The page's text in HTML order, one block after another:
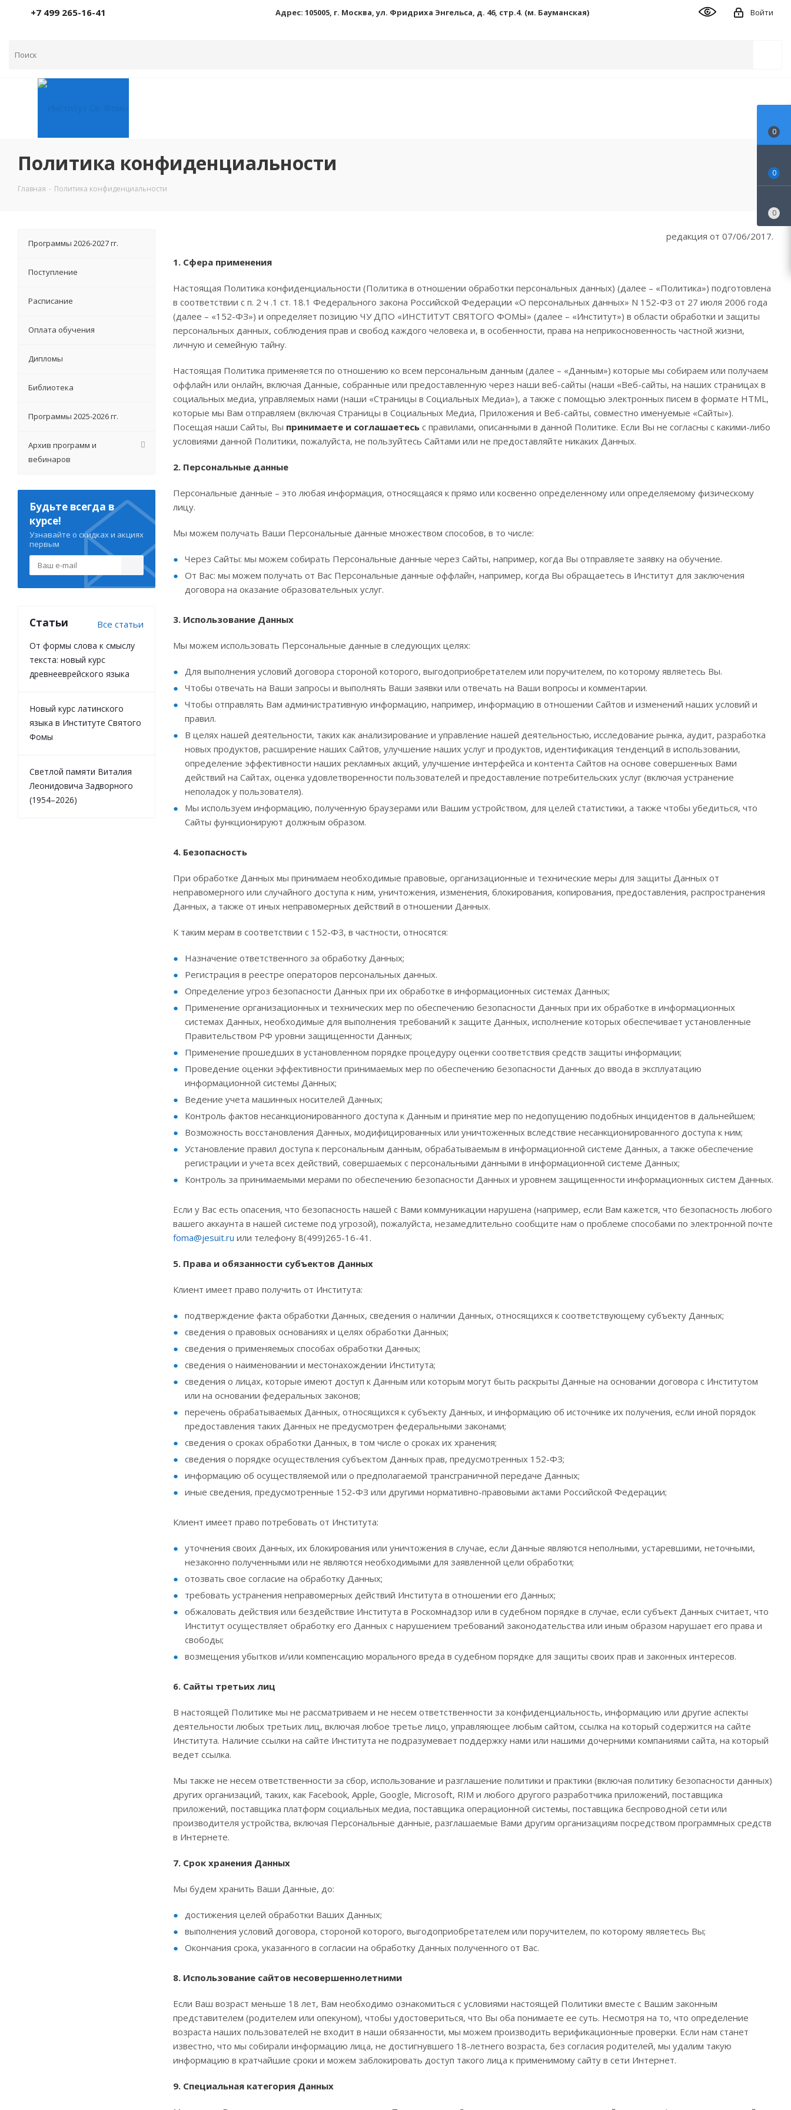
+7 499 265-16-41 Адрес: 105005, г. Москва, ул. Фридриха Энгельса, д. 46, стр.4. (м. Бауманская) Войти
Политика конфиденциальности
Главная - Политика конфиденциальности
редакция от 07/06/2017.
1. Сфера применения
Настоящая Политика конфиденциальности (Политика в отношении обработки персональных данных) (далее – «Политика») подготовлена
в соответствии с п. 2 ч .1 ст. 18.1 Федерального закона Российской Федерации «О персональных данных» N 152-ФЗ от 27 июля 2006 года
(далее – «152-ФЗ») и определяет позицию ЧУ ДПО «ИНСТИТУТ СВЯТОГО ФОМЫ» (далее – «Институт») в области обработки и защиты
персональных данных, соблюдения прав и свобод каждого человека и, в особенности, права на неприкосновенность частной жизни,
личную и семейную тайну.
Настоящая Политика применяется по отношению ко всем персональным данным (далее – «Данным») которые мы собираем или получаем
оффлайн или онлайн, включая Данные, собранные или предоставленную через наши веб-сайты (наши «Веб-сайты, на наших страницах в
социальных медиа, управляемых нами (наши «Страницы в Социальных Медиа»), а также с помощью электронных писем в формате HTML,
которые мы Вам отправляем (включая Страницы в Социальных Медиа, Приложения и Веб-сайты, совместно именуемые «Сайты»).
Посещая наши Сайты, Вы принимаете и соглашаетесь с правилами, описанными в данной Политике. Если Вы не согласны с какими-либо
условиями данной Политики, пожалуйста, не пользуйтесь Сайтами или не предоставляйте никаких Данных.
2. Персональные данные
Персональные данные – это любая информация, относящаяся к прямо или косвенно определенному или определяемому физическому
лицу.
Мы можем получать Ваши Персональные данные множеством способов, в то числе:
Через Сайты: мы можем собирать Персональные данные через Сайты, например, когда Вы отправляете заявку на обучение.
От Вас: мы можем получать от Вас Персональные данные оффлайн, например, когда Вы обращаетесь в Институт для заключения
договора на оказание образовательных услуг.
3. Использование Данных
Мы можем использовать Персональные данные в следующих целях:
Для выполнения условий договора стороной которого, выгодоприобретателем или поручителем, по которому являетесь Вы.
Чтобы отвечать на Ваши запросы и выполнять Ваши заявки или отвечать на Ваши вопросы и комментарии.
Чтобы отправлять Вам административную информацию, например, информацию в отношении Сайтов и изменений наших условий и
правил.
В целях нашей деятельности, таких как анализирование и управление нашей деятельностью, исследование рынка, аудит, разработка
новых продуктов, расширение наших Сайтов, улучшение наших услуг и продуктов, идентификация тенденций в использовании,
определение эффективности наших рекламных акций, улучшение интерфейса и контента Сайтов на основе совершенных Вами
действий на Сайтах, оценка удовлетворенности пользователей и предоставление потребительских услуг (включая устранение
неполадок у пользователя).
Мы используем информацию, полученную браузерами или Вашим устройством, для целей статистики, а также чтобы убедиться, что
Сайты функционируют должным образом.
4. Безопасность
При обработке Данных мы принимаем необходимые правовые, организационные и технические меры для защиты Данных от
неправомерного или случайного доступа к ним, уничтожения, изменения, блокирования, копирования, предоставления, распространения
Данных, а также от иных неправомерных действий в отношении Данных.
К таким мерам в соответствии с 152-ФЗ, в частности, относятся:
Назначение ответственного за обработку Данных;
Регистрация в реестре операторов персональных данных.
Определение угроз безопасности Данных при их обработке в информационных системах Данных;
Применение организационных и технических мер по обеспечению безопасности Данных при их обработке в информационных
системах Данных, необходимые для выполнения требований к защите Данных, исполнение которых обеспечивает установленные
Правительством РФ уровни защищенности Данных;
Применение прошедших в установленном порядке процедуру оценки соответствия средств защиты информации;
Проведение оценки эффективности принимаемых мер по обеспечению безопасности Данных до ввода в эксплуатацию
информационной системы Данных;
Ведение учета машинных носителей Данных;
Контроль фактов несанкционированного доступа к Данным и принятие мер по недопущению подобных инцидентов в дальнейшем;
Возможность восстановления Данных, модифицированных или уничтоженных вследствие несанкционированного доступа к ним;
Установление правил доступа к персональным данным, обрабатываемым в информационной системе Данных, а также обеспечение
регистрации и учета всех действий, совершаемых с персональными данными в информационной системе Данных;
Контроль за принимаемыми мерами по обеспечению безопасности Данных и уровнем защищенности информационных систем Данных.
Если у Вас есть опасения, что безопасность нашей с Вами коммуникации нарушена (например, если Вам кажется, что безопасность любого
вашего аккаунта в нашей системе под угрозой), пожалуйста, незамедлительно сообщите нам о проблеме способами по электронной почте
foma@jesuit.ru или телефону 8(499)265-16-41.
5. Права и обязанности субъектов Данных
Клиент имеет право получить от Института:
подтверждение факта обработки Данных, сведения о наличии Данных, относящихся к соответствующему субъекту Данных;
сведения о правовых основаниях и целях обработки Данных;
сведения о применяемых способах обработки Данных;
сведения о наименовании и местонахождении Института;
сведения о лицах, которые имеют доступ к Данным или которым могут быть раскрыты Данные на основании договора с Институтом
или на основании федеральных законов;
перечень обрабатываемых Данных, относящихся к субъекту Данных, и информацию об источнике их получения, если иной порядок
предоставления таких Данных не предусмотрен федеральными законами;
сведения о сроках обработки Данных, в том числе о сроках их хранения;
сведения о порядке осуществления субъектом Данных прав, предусмотренных 152-ФЗ;
информацию об осуществляемой или о предполагаемой трансграничной передаче Данных;
иные сведения, предусмотренные 152-ФЗ или другими нормативно-правовыми актами Российской Федерации;
Клиент имеет право потребовать от Института:
уточнения своих Данных, их блокирования или уничтожения в случае, если Данные являются неполными, устаревшими, неточными,
незаконно полученными или не являются необходимыми для заявленной цели обработки;
отозвать свое согласие на обработку Данных;
требовать устранения неправомерных действий Института в отношении его Данных;
обжаловать действия или бездействие Института в Роскомнадзор или в судебном порядке в случае, если субъект Данных считает, что
Институт осуществляет обработку его Данных с нарушением требований законодательства или иным образом нарушает его права и
свободы;
возмещения убытков и/или компенсацию морального вреда в судебном порядке для защиты своих прав и законных интересов.
6. Сайты третьих лиц
В настоящей Политике мы не рассматриваем и не несем ответственности за конфиденциальность, информацию или другие аспекты
деятельности любых третьих лиц, включая любое третье лицо, управляющее любым сайтом, ссылка на который содержится на сайте
Института. Наличие ссылки на сайте Института не подразумевает поддержку нами или нашими дочерними компаниями сайта, на который
ведет ссылка.
Мы также не несем ответственности за сбор, использование и разглашение политики и практики (включая политику безопасности данных)
других организаций, таких, как Facebook, Apple, Google, Microsoft, RIM и любого другого разработчика приложений, поставщика
приложений, поставщика платформ социальных медиа, поставщика операционной системы, поставщика беспроводной сети или
производителя устройства, включая Персональные данные, разглашаемые Вами другим организациям посредством программных средств
в Интернете.
7. Срок хранения Данных
Мы будем хранить Ваши Данные, до:
достижения целей обработки Ваших Данных;
выполнения условий договора, стороной которого, выгодоприобретателем или поручителем, по которому являетесь Вы;
Окончания срока, указанного в согласии на обработку Данных полученного от Вас.
8. Использование сайтов несовершеннолетними
Если Ваш возраст меньше 18 лет, Вам необходимо ознакомиться с условиями настоящей Политики вместе с Вашим законным
представителем (родителем или опекуном), чтобы удостовериться, что Вы оба понимаете ее суть. Несмотря на то, что определение
возраста наших пользователей не входит в наши обязанности, мы можем производить верификационные проверки. Если нам станет
известно, что мы собирали информацию лица, не достигнувшего 18-летнего возраста, без согласия родителей, мы удалим такую
информацию в кратчайшие сроки и можем заблокировать доступ такого лица к применимому сайту в сети Интернет.
9. Специальная категория Данных
Программы 2026-2027 гг.
Поступление
Расписание
Оплата обучения
Дипломы
Библиотека
Программы 2025-2026 гг.
Архив программ и
вебинаров
Будьте всегда в
курсе!
Узнавайте о скидках и акциях
первым
Статьи Все статьи
От формы слова к смыслу
текста: новый курс
древнееврейского языка
Новый курс латинского
языка в Институте Святого
Фомы
Светлой памяти Виталия
Леонидовича Задворного
(1954–2026)
0
0
0